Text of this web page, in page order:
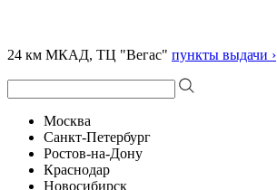
24 км МКАД, ТЦ "Вегас" пункты выдачи ›
Москва
Санкт-Петербург
Ростов-на-Дону
Краснодар
Новосибирск